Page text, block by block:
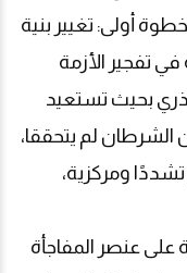
أولى: تغيير بنية
في تفجير الأزمة
بحيث تستعيد
لم يتحققا،
ومركزية،
على عنصر المفاجأة